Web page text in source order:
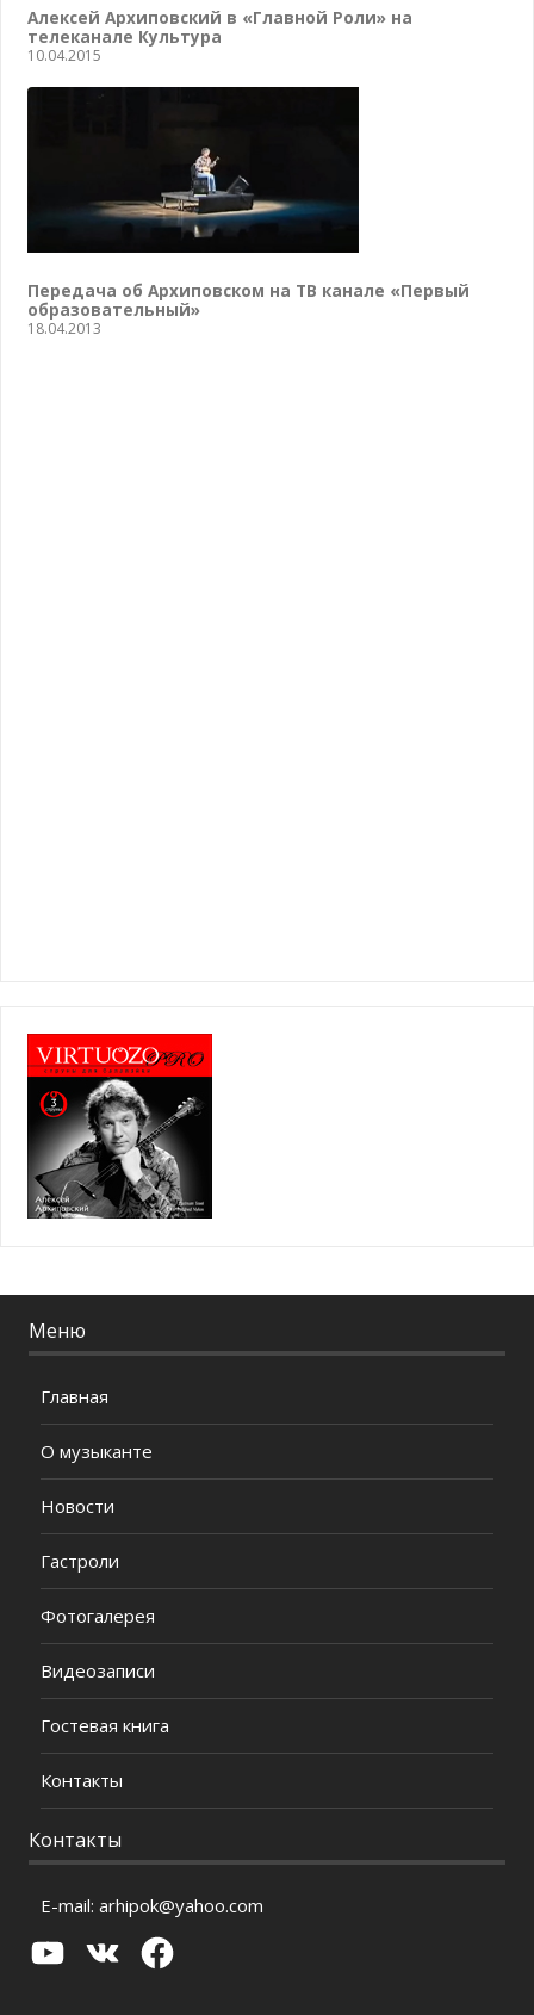
Алексей Архиповский в «Главной Роли» на
телеканале Культура
10.04.2015
Передача об Архиповском на ТВ канале «Первый
образовательный»
18.04.2013
Меню
Главная
О музыканте
Новости
Гастроли
Фотогалерея
Видеозаписи
Гостевая книга
Контакты
Контакты
E-mail:arhipok@yahoo.com
YouTube
VK Facebook